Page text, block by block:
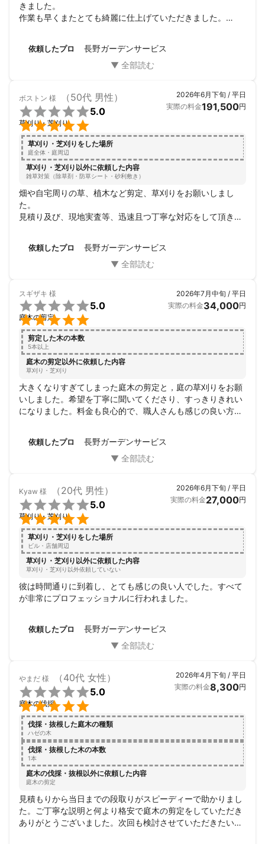
初めの3年間は先輩の親方に付き、
逃げ出したくなるような厳しい厳しい修行期間でした。
ですがその厳しい修行のおかげで、
「早いね」
と喜んで頂けるようになれたなと
今ではとても感謝しています。
植木屋は毎年のリピーターさんが
とても多い職業ですが、
皆様の口コミのおかげで、
新規のお客様、普段は庭木の剪定をしない
単発のお客様からたくさんご依頼を頂くようになりました。
ありがとうございます。
アピールポイント
子ども４人と暮らすシングルファザーです。
2025年、長野市の家を売り、そのお金で子どもたちと世界一周の
世界中を見て、改めて感じる事は、
やっぱり日本は素晴らしいな、美しいなと言う事です。
植木屋という職業は、
仕事を通していろんな所へ行き、たくさんの方と出会い、喜んで
頂ける。ありがたいお仕事だなと感じています。
宮沢賢治の詩『雨にも負けず』のように、
世の中がどんどん便利になる代わりに、昔なら気軽に近所の誰か
に頼めたものも頼む相手がいないという場面も増えてきました。
「何か困ったらとりあえず木村に連絡してみよう」
そんな皆さんの御用聞きのような存在になれたらいいなと思って
います。
よろしくお願いします。
きました。
作業も早くまたとても綺麗に仕上げていただきました。
依頼したプロ 長野ガーデンサービス
ボストン 様 （50代 男性）


5.0
草刈り・芝刈り
2026年6月下旬 / 平日
実際の料金191,500円
草刈り・芝刈りをした場所
庭全体・庭周辺
草刈り・芝刈り以外に依頼した内容
雑草対策（除草剤・防草シート・砂利敷き）
畑や自宅周りの草、植木など剪定、草刈りをお願いしまし
た。
見積り及び、現地実査等、迅速且つ丁寧な対応をして頂き安
げていただきました。
費用もとても良心的でした。
依頼したプロ 長野ガーデンサービス
スギザキ 様


5.0
庭木の剪定
2026年7月中旬 / 平日
実際の料金34,000円
剪定した木の本数
5本以上
庭木の剪定以外に依頼した内容
草刈り・芝刈り
大きくなりすぎてしまった庭木の剪定と，庭の草刈りをお願
いしました。希望を丁寧に聞いてくださり、すっきりきれい
になりました。料金も良心的で、職人さんも感じの良い方
依頼したプロ 長野ガーデンサービス
Kyaw 様 （20代 男性）


5.0
草刈り・芝刈り
2026年6月下旬 / 平日
実際の料金27,000円
草刈り・芝刈りをした場所
ビル・店舗周辺
草刈り・芝刈り以外に依頼した内容
草刈り・芝刈り以外依頼していない
彼は時間通りに到着し、とても感じの良い人でした。すべて
が非常にプロフェッショナルに行われました。
依頼したプロ 長野ガーデンサービス
やまだ 様 （40代 女性）


5.0
庭木の伐採
2026年4月下旬 / 平日
実際の料金8,300円
伐採・抜根した庭木の種類
ハゼの木
伐採・抜根した木の本数
1本
庭木の伐採・抜根以外に依頼した内容
庭木の剪定
見積もりから当日までの段取りがスピーディーで助かりまし
た。ご丁寧な説明と何より格安で庭木の剪定をしていただき
ありがとうございました。次回も検討させていただきたいと